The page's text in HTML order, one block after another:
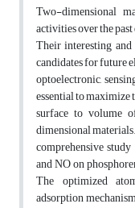
Two-dimensional
activities over the past
Their interesting
candidates for future
optoelectronic,
essential to maximize
surface to volume
dimensional
comprehensive
and NO on
The optimized
adsorption